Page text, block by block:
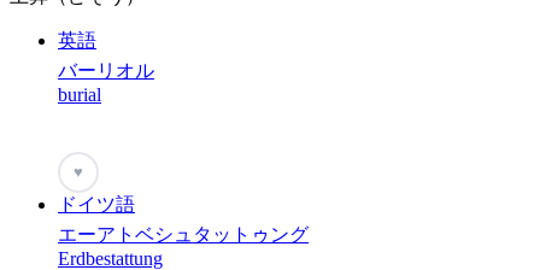
英語
バーリオル
burial
♥
ドイツ語
エーアトベシュタットゥング
Erdbestattung